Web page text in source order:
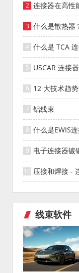
连接器在高性
什么是散热器
什么是 TCA
USCAR 连接
12 大技术趋
器的演变
铝线束
什么是EWIS
电子连接器镀
压接和焊接 -
线束软件